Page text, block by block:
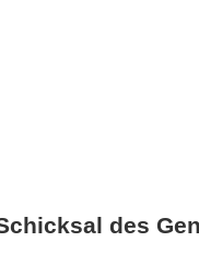
des